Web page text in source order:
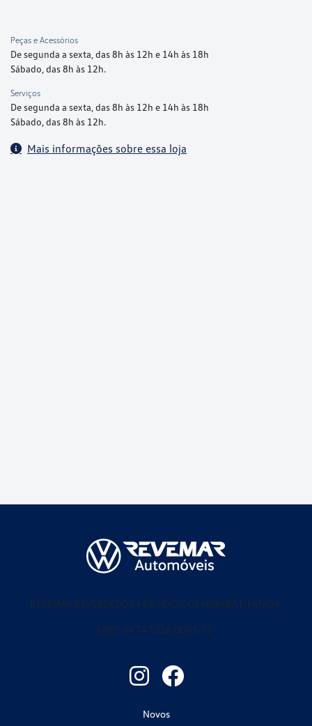
Peças e Acessórios
De segunda a sexta, das 8h às 12h e 14h às 18h
Sábado, das 8h às 12h.
Serviços
De segunda a sexta, das 8h às 12h e 14h às 18h
Sábado, das 8h às 12h.
Mais informações sobre essa loja
REVEMAR REVENDEDORA DE VEICULOS MARABA LIMITADA
CNPJ: 04.747.226/0003-73
Novos